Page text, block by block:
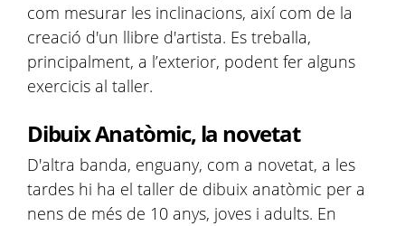
com mesurar les inclinacions, així com de la
creació d'un llibre d'artista. Es treballa,
principalment, a l’exterior, podent fer alguns
exercicis al taller.
Dibuix Anatòmic, la novetat
D'altra banda, enguany, com a novetat, a les
tardes hi ha el taller de dibuix anatòmic per a
nens de més de 10 anys, joves i adults. En